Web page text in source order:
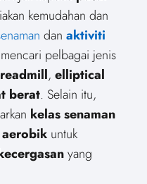
kemudahan dan
dan aktiviti
pelbagai jenis
, elliptical
berat. Selain itu,
kelas senaman
aerobik untuk
yang